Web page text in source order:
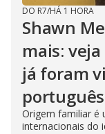
DO R7/HÁ 1 HORA
Shawn
mais:
já foram
português
Origem familiar é
internacionais do